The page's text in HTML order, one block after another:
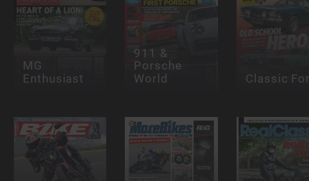
MG
Enthusiast
911 &
Porsche
World Classic